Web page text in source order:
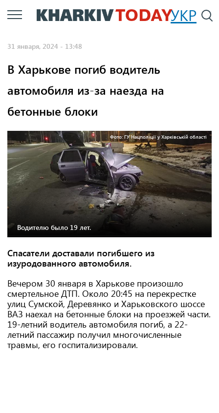
Перейти
к
УКР
31 января, 2024 - 13:48
В Харькове погиб водитель
автомобиля из-за наезда на
бетонные блоки
Фото: ГУ Нацполіції у Харківській області
Водителю было 19 лет.
Спасатели доставали погибшего из
изуродованного автомобиля.
Вечером 30 января в Харькове произошло
смертельное ДТП. Около 20:45 на перекрестке
улиц Сумской, Деревянко и Харьковского шоссе
ВАЗ наехал на бетонные блоки на проезжей части.
19-летний водитель автомобиля погиб, а 22-
летний пассажир получил многочисленные
травмы, его госпитализировали.